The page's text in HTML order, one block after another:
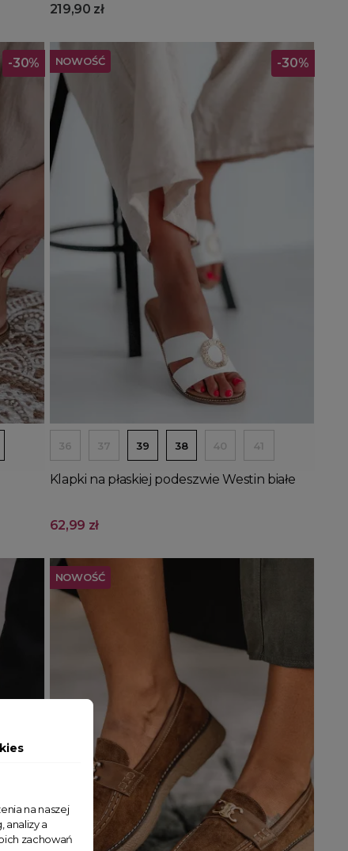
219,90 zł
Dodaj do koszyka
-30%
36 37 39 38 40 41
Klapki na płaskiej podeszwie Westin białe
62,99 zł
-30%
NOWOŚĆ
NOWOŚĆ
na naszej
analizy a
zachowań